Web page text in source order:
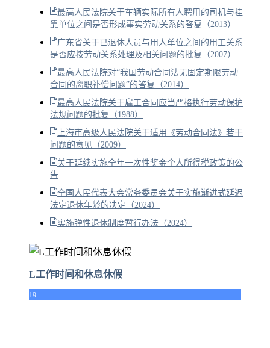
最高人民法院关于车辆实际所有人聘用的司机与挂
靠单位之间是否形成事实劳动关系的答复（2013）
广东省关于已退休人员与用人单位之间的用工关系
是否应按劳动关系处理及相关问题的批复（2007）
最高人民法院对“我国劳动合同法无固定期限劳动
合同的离职补偿问题”的答复（2014）
最高人民法院关于雇工合同应当严格执行劳动保护
法规问题的批复（1988）
上海市高级人民法院关于适用《劳动合同法》若干
问题的意见（2009）
关于延续实施全年一次性奖金个人所得税政策的公
告
全国人民代表大会常务委员会关于实施渐进式延迟
法定退休年龄的决定（2024）
实施弹性退休制度暂行办法（2024）
L工作时间和休息休假
19